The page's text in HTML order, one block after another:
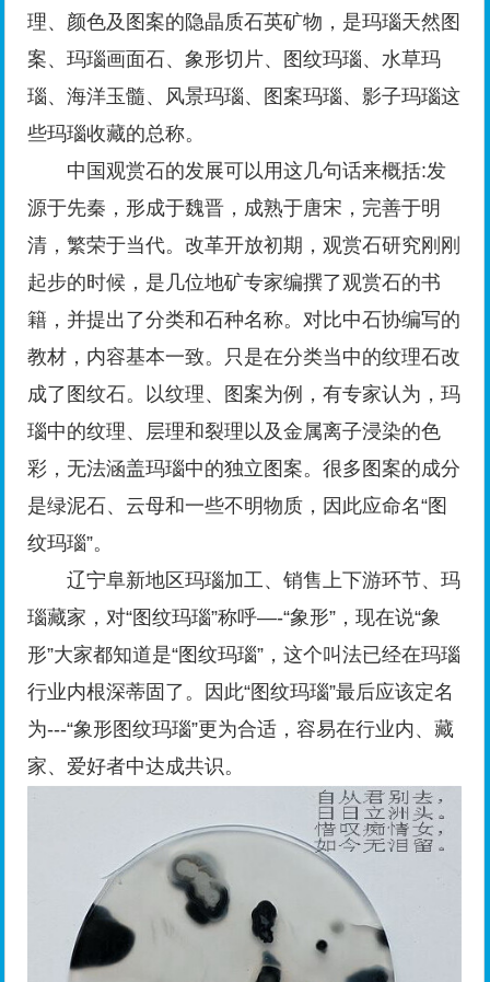
理、颜色及图案的隐晶质石英矿物，是玛瑙天然图
案、玛瑙画面石、象形切片、图纹玛瑙、水草玛
瑙、海洋玉髓、风景玛瑙、图案玛瑙、影子玛瑙这
些玛瑙收藏的总称。
中国观赏石的发展可以用这几句话来概括:发
源于先秦，形成于魏晋，成熟于唐宋，完善于明
清，繁荣于当代。改革开放初期，观赏石研究刚刚
起步的时候，是几位地矿专家编撰了观赏石的书
籍，并提出了分类和石种名称。对比中石协编写的
教材，内容基本一致。只是在分类当中的纹理石改
成了图纹石。以纹理、图案为例，有专家认为，玛
瑙中的纹理、层理和裂理以及金属离子浸染的色
彩，无法涵盖玛瑙中的独立图案。很多图案的成分
是绿泥石、云母和一些不明物质，因此应命名“图
纹玛瑙”。
辽宁阜新地区玛瑙加工、销售上下游环节、玛
瑙藏家，对“图纹玛瑙”称呼—-“象形”，现在说“象
形”大家都知道是“图纹玛瑙”，这个叫法已经在玛瑙
行业内根深蒂固了。因此“图纹玛瑙”最后应该定名
为---“象形图纹玛瑙”更为合适，容易在行业内、藏
家、爱好者中达成共识。